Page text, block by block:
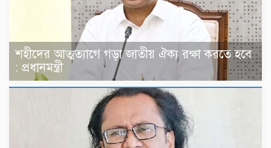
শহীদের আত্মত্যাগে গড়া জাতীয় ঐক্য রক্ষা করতে হবে
: প্রধানমন্ত্রী